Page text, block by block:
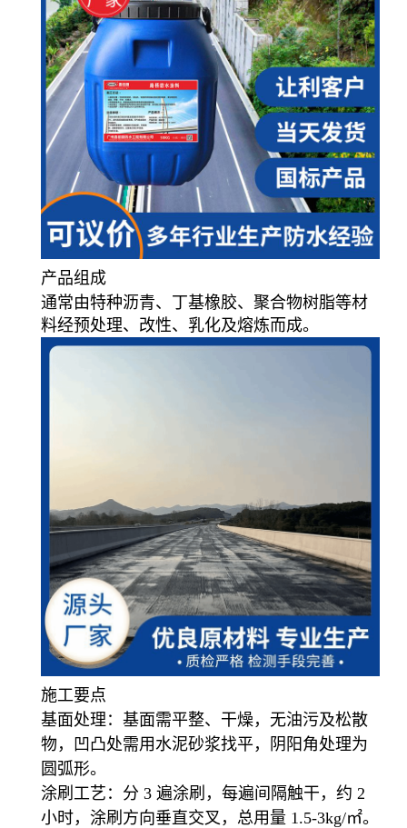
产品组成
通常由特种沥青、丁基橡胶、聚合物树脂等材
料经预处理、改性、乳化及熔炼而成。
施工要点
基面处理：基面需平整、干燥，无油污及松散
物，凹凸处需用水泥砂浆找平，阴阳角处理为
圆弧形。
涂刷工艺：分 3 遍涂刷，每遍间隔触干，约 2
小时，涂刷方向垂直交叉，总用量 1.5-3kg/㎡。